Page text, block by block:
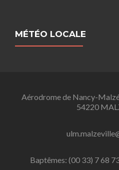
MÉTÉO LOCALE
Aérodrome de Nancy-
54220
Baptêmes: (00 33) 7 68